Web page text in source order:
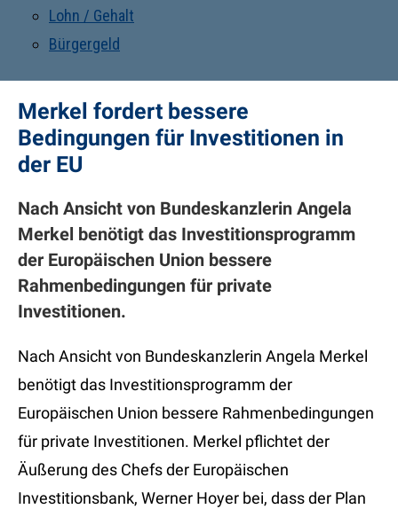
Lohn / Gehalt
Bürgergeld
Merkel fordert bessere
Bedingungen für Investitionen in
der EU
Nach Ansicht von Bundeskanzlerin Angela
Merkel benötigt das Investitionsprogramm
der Europäischen Union bessere
Rahmenbedingungen für private
Investitionen.
Nach Ansicht von Bundeskanzlerin Angela Merkel
benötigt das Investitionsprogramm der
Europäischen Union bessere Rahmenbedingungen
für private Investitionen. Merkel pflichtet der
Äußerung des Chefs der Europäischen
Investitionsbank, Werner Hoyer bei, dass der Plan